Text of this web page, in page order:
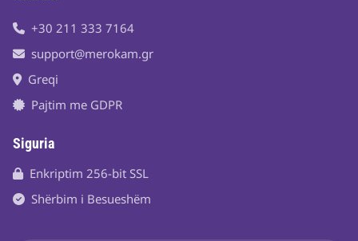
+30 211 333 7164
support@merokam.gr
Greqi
Pajtim me GDPR
Siguria
Enkriptim 256-bit SSL
Shërbim i Besueshëm